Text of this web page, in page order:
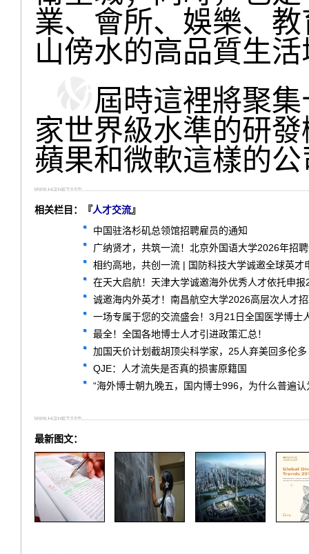
業、會所、娛樂、
山傍水的高品質生
屆時這裡將聚集
家世界級水準的研
蘋果和微軟這樣的
相关栏目：『人才交流』
中国驻洛杉矶总领馆招聘雇员的通知
广纳贤才，共筑一流！北京外国语大学2026年招
相约高地，共创一流 | 国防科技大学诚邀全球英才
在天大启航！天津大学诚邀海外优秀人才依托申
诚邀海内外英才！南昌航空大学2026高层次人才
一场专属于您的交流盛会！3月21日全国医学博士
最全！全国各地博士人才引进政策汇总！
加国天价计划截胡顶尖科学家，25人弃美回多伦多
QJE：人才流失是否真的损害原籍国
“海外博士朝九晚五，国内博士996，为什么普遍
最新图文：